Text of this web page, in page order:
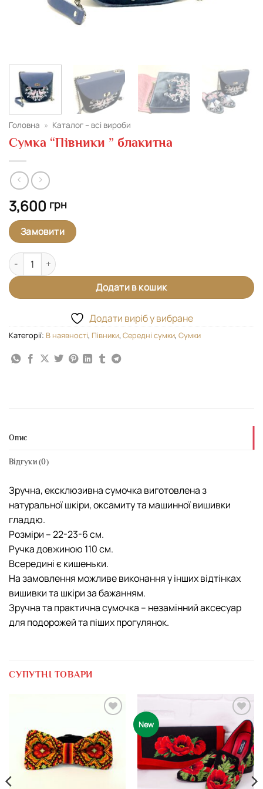
Головна » Каталог – всі вироби
Сумка “Півники ” блакитна
3,600 грн
Замовити
Сумка "Півники " блакитна кількість
Додати в кошик
Додати виріб у вибране
Категорії: В наявності, Півники, Середні сумки, Сумки
Опис
Відгуки (0)
Зручна, ексклюзивна сумочка виготовлена з
натуральної шкіри, оксамиту та машинної вишивки
гладдю.
Розміри – 22-23-6 см.
Ручка довжиною 110 см.
Всередині є кишеньки.
На замовлення можливе виконання у інших відтінках
вишивки та шкіри за бажанням.
Зручна та практична сумочка – незамінний аксесуар
для подорожей та піших прогулянок.
СУПУТНІ ТОВАРИ
виріб у
вибране
New
Додати
виріб у
вибране